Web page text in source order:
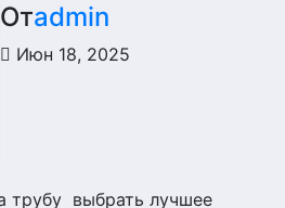
Отadmin
Июн 18, 2025